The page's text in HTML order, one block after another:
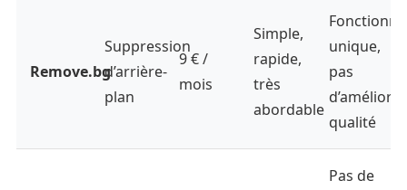
Remove.bg
Suppression
d’arrière-
plan
9 € /
mois
Simple,
rapide,
très
abordable
unique,
pas
qualité
Pas de